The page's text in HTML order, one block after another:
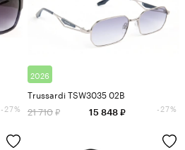
-27%
2026
Trussardi TSW3035 02B
21 710 15 848 -27%